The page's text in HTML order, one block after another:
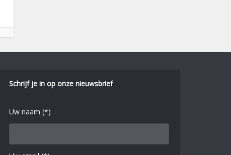
Schrijf je in op onze nieuwsbrief
Uw naam (*)